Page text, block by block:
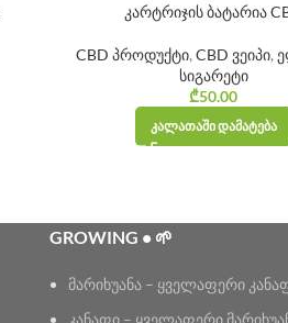
კარტრიჯის ბატარია
CBD პროდუქტი, CBD ვეიპი,
სიგარეტი
₾50.00
ᲙᲐᲚᲐᲗᲐᲨᲘ ᲓᲐᲛᲐᲢᲔᲑᲐ
GROWING • 🌱
მარიხუანა – ყველაფერი
კანაფი – ყველაფერი